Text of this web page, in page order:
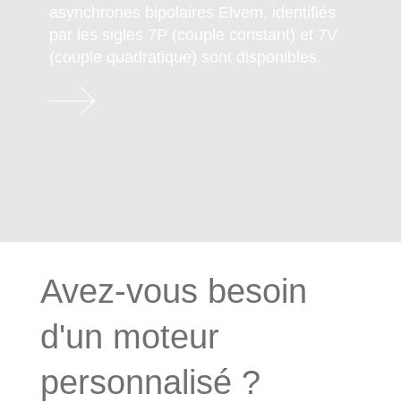
asynchrones bipolaires Elvem, identifiés
par les sigles 7P (couple constant) et 7V
(couple quadratique) sont disponibles.
Avez-vous besoin
d'un moteur
personnalisé ?